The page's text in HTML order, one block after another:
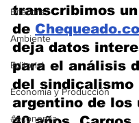
Bitácora
Ambiente
Editorial
Economía y Producción
#economia
transcribimos
de
deja datos
para el análisis
del sindicalismo
argentino de los